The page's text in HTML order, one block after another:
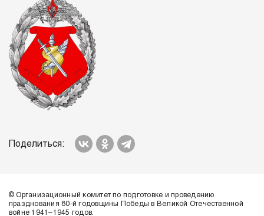
Поделиться:
© Организационный комитет по подготовке и проведению
празднования 80-й годовщины Победы в Великой Отечественной
войне 1941–1945 годов.